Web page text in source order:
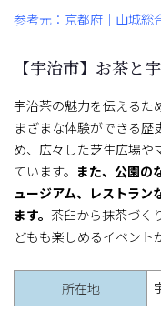
参考元：京都府｜山城総
【宇治市】お茶と
宇治茶の魅力を伝えるた
まざまな体験ができる歴
め、広々した芝生広場や
ています。 また、公園の
ュージアム、レストラン
ます。 茶臼から抹茶づく
どもも楽しめるイベント
所在地